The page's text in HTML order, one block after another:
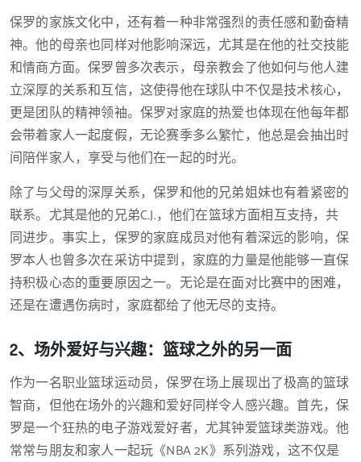
保罗的家族文化中，还有着一种非常强烈的责任感和勤奋精
神。他的母亲也同样对他影响深远，尤其是在他的社交技能
和情商方面。保罗曾多次表示，母亲教会了他如何与他人建
立深厚的关系和互信，这使得他在球队中不仅是技术核心，
更是团队的精神领袖。保罗对家庭的热爱也体现在他每年都
会带着家人一起度假，无论赛季多么繁忙，他总是会抽出时
间陪伴家人，享受与他们在一起的时光。
除了与父母的深厚关系，保罗和他的兄弟姐妹也有着紧密的
联系。尤其是他的兄弟C.J.，他们在篮球方面相互支持，共
同进步。事实上，保罗的家庭成员对他有着深远的影响，保
罗本人也曾多次在采访中提到，家庭的力量是他能够一直保
持积极心态的重要原因之一。无论是在面对比赛中的困难，
还是在遭遇伤病时，家庭都给了他无尽的支持。
2、场外爱好与兴趣：篮球之外的另一面
作为一名职业篮球运动员，保罗在场上展现出了极高的篮球
智商，但他在场外的兴趣和爱好同样令人感兴趣。首先，保
罗是一个狂热的电子游戏爱好者，尤其钟爱篮球类游戏。他
常常与朋友和家人一起玩《NBA 2K》系列游戏，这不仅是